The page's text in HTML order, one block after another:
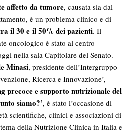
affetto da tumore, causata sia dal
è un problema clinico e di
il 30 e il 50% dei pazienti. Il
oncologico è stato al centro
nella sala Capitolare del Senato.
Minasi, presidente dell’Intergruppo
Ricerca e Innovazione’,
precoce e supporto nutrizionale del
siamo?’, è stato l’occasione di
scientifiche, clinici e associazioni di
della Nutrizione Clinica in Italia e